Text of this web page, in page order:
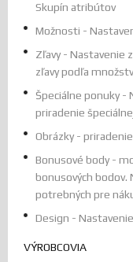
Skupín atribútov
Možnosti -
Zľavy - Nastavenie
zľavy podľa
Špeciálne ponuky -
priradenie
Obrázky -
Bonusové body -
bonusových bodov.
potrebných pre
Design -
VÝROBCOVIA